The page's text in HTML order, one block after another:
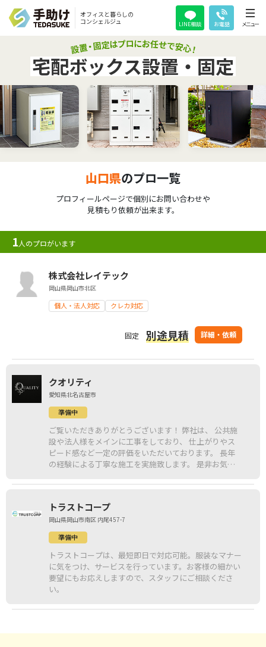
オフィスと暮らしの
コンシェルジュ
LINE相談 お電話 メニュー
宅配ボックス設置・固定
山口県のプロ一覧
プロフィールページで個別にお問い合わせや
見積もり依頼が出来ます。
1人のプロがいます
株式会社レイテック
岡山県岡山市北区
個人・法人対応 クレカ対応
固定 別途見積 詳細・依頼
クオリティ
愛知県北名古屋市
準備中
ご覧いただきありがとうございます！ 弊社は、 公共施
設や法人様をメインに工事をしており、 仕上がりやス
ピード感など一定の評価をいただいております。 長年
の経験による丁寧な施工を実施致します。 是非お気軽
トラストコープ
岡山県岡山市南区 内尾457-7
準備中
トラストコープは、最短即日で対応可能。服装なマナー
に気をつけ、サービスを行っています。お客様の細かい
要望にもお応えしますので、スタッフにご相談くださ
い。